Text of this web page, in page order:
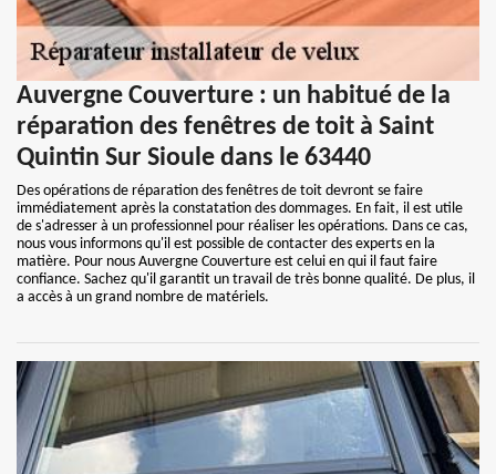
Auvergne Couverture : un habitué de la
réparation des fenêtres de toit à Saint
Quintin Sur Sioule dans le 63440
Des opérations de réparation des fenêtres de toit devront se faire
immédiatement après la constatation des dommages. En fait, il est utile
de s'adresser à un professionnel pour réaliser les opérations. Dans ce cas,
nous vous informons qu'il est possible de contacter des experts en la
matière. Pour nous Auvergne Couverture est celui en qui il faut faire
confiance. Sachez qu'il garantit un travail de très bonne qualité. De plus, il
a accès à un grand nombre de matériels.